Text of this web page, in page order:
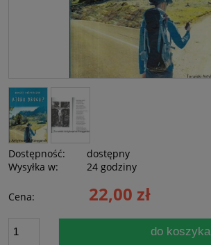
Dostępność:
dostępny
Wysyłka w:
24 godziny
Cena: 22,00 zł
do koszyka